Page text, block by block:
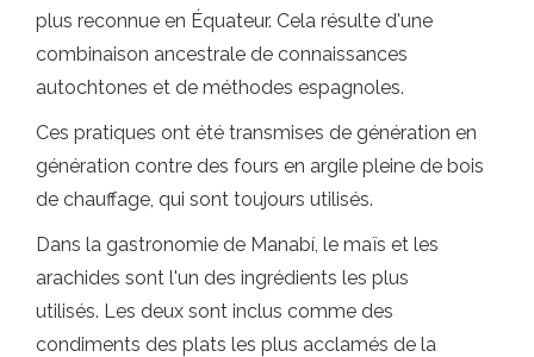
plus reconnue en Équateur. Cela résulte d'une
combinaison ancestrale de connaissances
autochtones et de méthodes espagnoles.
Ces pratiques ont été transmises de génération en
génération contre des fours en argile pleine de bois
de chauffage, qui sont toujours utilisés.
Dans la gastronomie de Manabí, le maïs et les
arachides sont l'un des ingrédients les plus
utilisés. Les deux sont inclus comme des
condiments des plats les plus acclamés de la